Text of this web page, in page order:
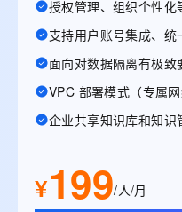
授权管理、组织个性化
支持用户账号集成、
VPC 部署模式（专属网
企业共享知识库和知识
¥199/人/月